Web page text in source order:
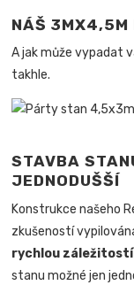
NÁŠ 3MX4,5M
A jak může vypadat
takhle.
STAVBA
JEDNODUŠŠÍ
Konstrukce našeho
zkušeností
rychlou záležitostí
stanu možné jen